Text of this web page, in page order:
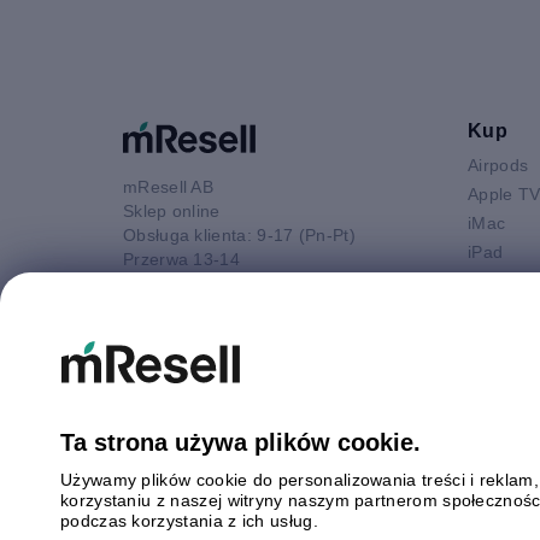
mResell AB
Sklep online
Obsługa klienta: 9-17 (Pn-Pt)
Przerwa 13-14
kontakt@mresell.pl
Kup
Airpods
Apple TV
iMac
iPad
Watch
Android
Ta strona używa plików cookie.
Używamy plików cookie do personalizowania treści i
korzystaniu z naszej witryny naszym partnerom
podczas korzystania z ich usług.